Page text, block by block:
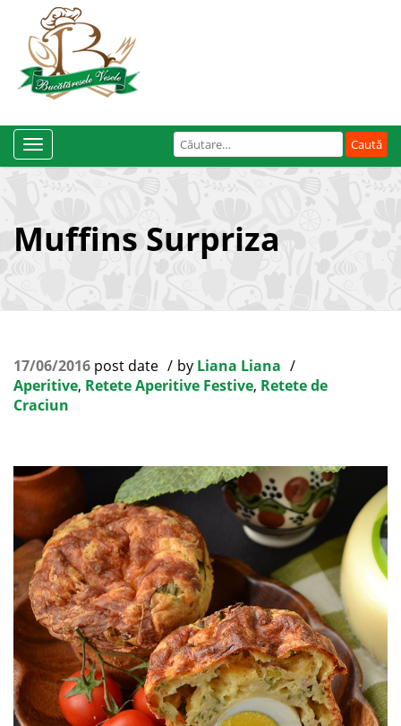
Caută
după:
Toggle
Navigation
Muffins Surpriza
17/06/2016 post date by Liana Liana
Aperitive, Retete Aperitive Festive, Retete de
Craciun